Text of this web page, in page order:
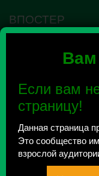
Вам
Если вам
страницу!
Данная страница
Это сообщество
взрослой
ВПОСТЕР
Ошибка VK API #5
сообщества нужно
повторно.